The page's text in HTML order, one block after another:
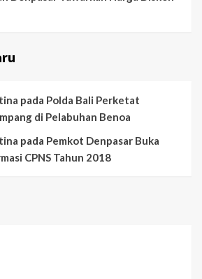
pada Polda Bali Perketat
di Pelabuhan Benoa
pada Pemkot Denpasar Buka
CPNS Tahun 2018